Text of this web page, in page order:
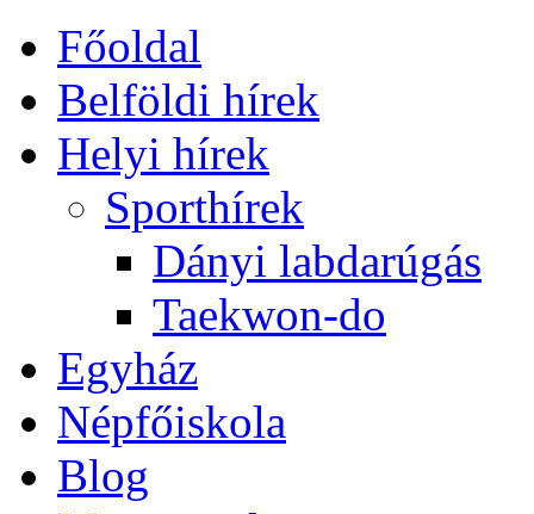
Főoldal
Belföldi hírek
Helyi hírek
Sporthírek
Dányi labdarúgás
Taekwon-do
Egyház
Népfőiskola
Blog